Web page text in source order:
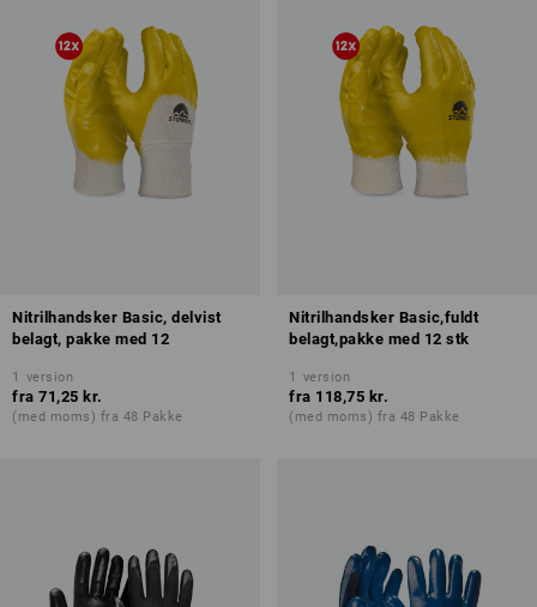
Nitrilhandsker Basic, delvist
belagt, pakke med 12
1 version
fra 71,25 kr.
(med moms) fra 48 Pakke
Nitrilhandsker Basic,fuldt
belagt,pakke med 12 stk
1 version
fra 118,75 kr.
(med moms) fra 48 Pakke